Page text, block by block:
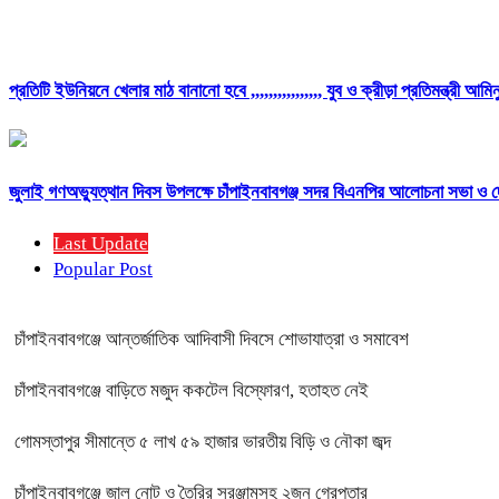
প্রতিটি ইউনিয়নে খেলার মাঠ বানানো হবে ,,,,,,,,,,,,,,,, যুব ও ক্রীড়া প্রতিমন্ত্রী
জুলাই গণঅভ্যুত্থান দিবস উপলক্ষে চাঁপাইনবাবগঞ্জ সদর বিএনপির আলোচনা সভা ও
Last Update
Popular Post
চাঁপাইনবাবগঞ্জে আন্তর্জাতিক আদিবাসী দিবসে শোভাযাত্রা ও সমাবেশ
চাঁপাইনবাবগঞ্জে বাড়িতে মজুদ ককটেল বিস্ফোরণ, হতাহত নেই
গোমস্তাপুর সীমান্তে ৫ লাখ ৫৯ হাজার ভারতীয় বিড়ি ও নৌকা জব্দ
চাঁপাইনবাবগঞ্জে জাল নোট ও তৈরির সরঞ্জামসহ ২জন গ্রেপ্তার